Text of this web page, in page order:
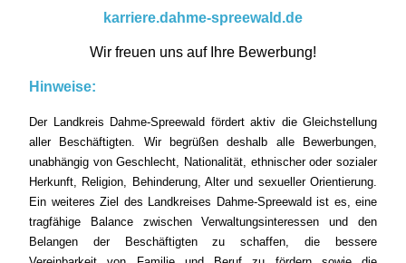
karriere.dahme-spreewald.de
Wir freuen uns auf Ihre Bewerbung!
Hinweise:
Der Landkreis Dahme-Spreewald fördert aktiv die Gleichstellung
aller Beschäftigten. Wir begrüßen deshalb alle Bewerbungen,
unabhängig von Geschlecht, Nationalität, ethnischer oder sozialer
Herkunft, Religion, Behinderung, Alter und sexueller Orientierung.
Ein weiteres Ziel des Landkreises Dahme-Spreewald ist es, eine
tragfähige Balance zwischen Verwaltungsinteressen und den
Belangen der Beschäftigten zu schaffen, die bessere